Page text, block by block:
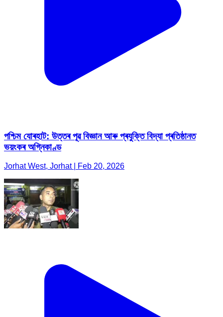
পশ্চিম যোৰহাট: উত্তৰ পূৱ বিজ্ঞান আৰু প্ৰযুক্তি বিদ্যা প্ৰতিষ্ঠানত
ভয়ংকৰ অগ্নিকাণ্ড
Jorhat West, Jorhat | Feb 20, 2026